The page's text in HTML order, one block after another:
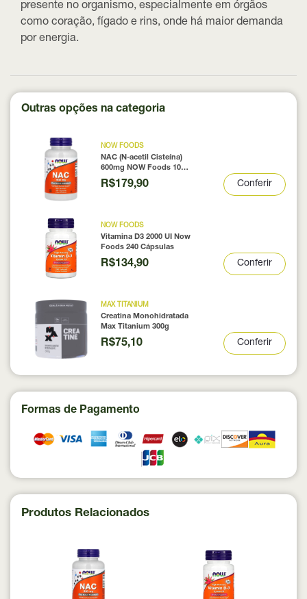
presente no organismo, especialmente em órgãos
como coração, fígado e rins, onde há maior demanda
por energia.
Outras opções na categoria
NOW FOODS
NAC (N-acetil Cisteína)
600mg NOW Foods 100
Cápsulas
R$179,90 Conferir
NOW FOODS
Vitamina D3 2000 UI Now
Foods 240 Cápsulas
R$134,90 Conferir
MAX TITANIUM
Creatina Monohidratada
Max Titanium 300g
R$75,10 Conferir
Formas de Pagamento
Produtos Relacionados